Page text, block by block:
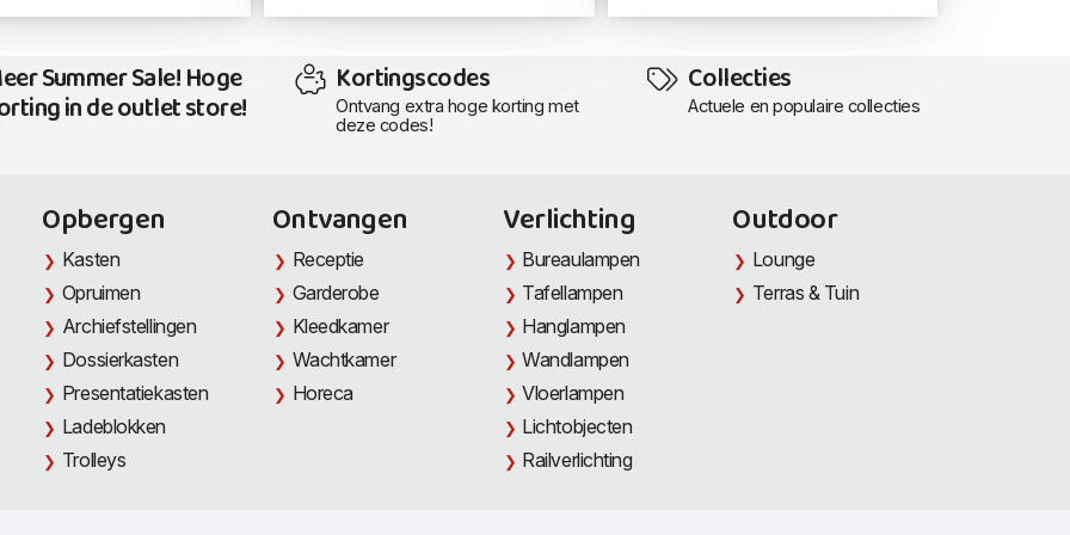
Summer Sale! Hoge
in de outlet store!
Kortingscodes
Ontvang extra hoge korting met
deze codes!
Collecties
Actuele en populaire collecties
Opbergen
Kasten
Opruimen
Archiefstellingen
Dossierkasten
Presentatiekasten
Ladeblokken
Trolleys
Ontvangen
Receptie
Garderobe
Kleedkamer
Wachtkamer
Horeca
Verlichting
Bureaulampen
Tafellampen
Hanglampen
Wandlampen
Vloerlampen
Lichtobjecten
Railverlichting
Outdoor
Lounge
Terras & Tuin